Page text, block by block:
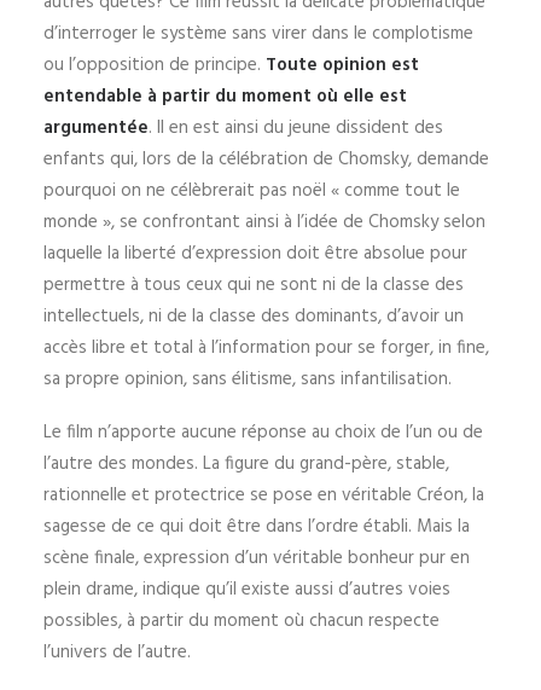
d’interroger le système sans virer dans le complotisme
ou l’opposition de principe. Toute opinion est
entendable à partir du moment où elle est
argumentée. Il en est ainsi du jeune dissident des
enfants qui, lors de la célébration de Chomsky, demande
pourquoi on ne célèbrerait pas noël « comme tout le
monde », se confrontant ainsi à l’idée de Chomsky selon
laquelle la liberté d’expression doit être absolue pour
permettre à tous ceux qui ne sont ni de la classe des
intellectuels, ni de la classe des dominants, d’avoir un
accès libre et total à l’information pour se forger, in fine,
sa propre opinion, sans élitisme, sans infantilisation.
Le film n’apporte aucune réponse au choix de l’un ou de
l’autre des mondes. La figure du grand-père, stable,
rationnelle et protectrice se pose en véritable Créon, la
sagesse de ce qui doit être dans l’ordre établi. Mais la
scène finale, expression d’un véritable bonheur pur en
plein drame, indique qu’il existe aussi d’autres voies
possibles, à partir du moment où chacun respecte
l’univers de l’autre.